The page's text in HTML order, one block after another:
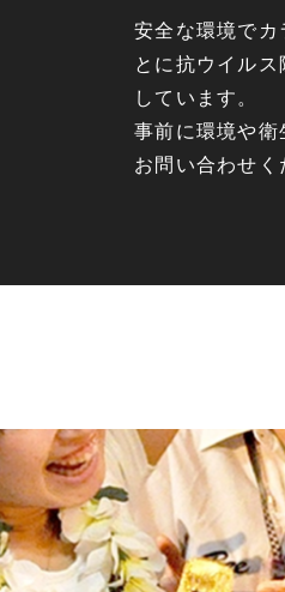
安全な環境で
とに抗ウイル
しています。
事前に環境や衛
お問い合わせく